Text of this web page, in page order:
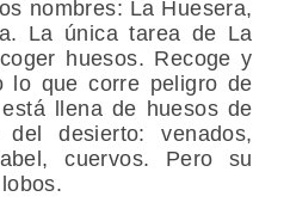
nombres: La Huesera,
La única tarea de La
huesos. Recoge y
lo que corre peligro de
llena de huesos de
desierto: venados,
cuervos. Pero su